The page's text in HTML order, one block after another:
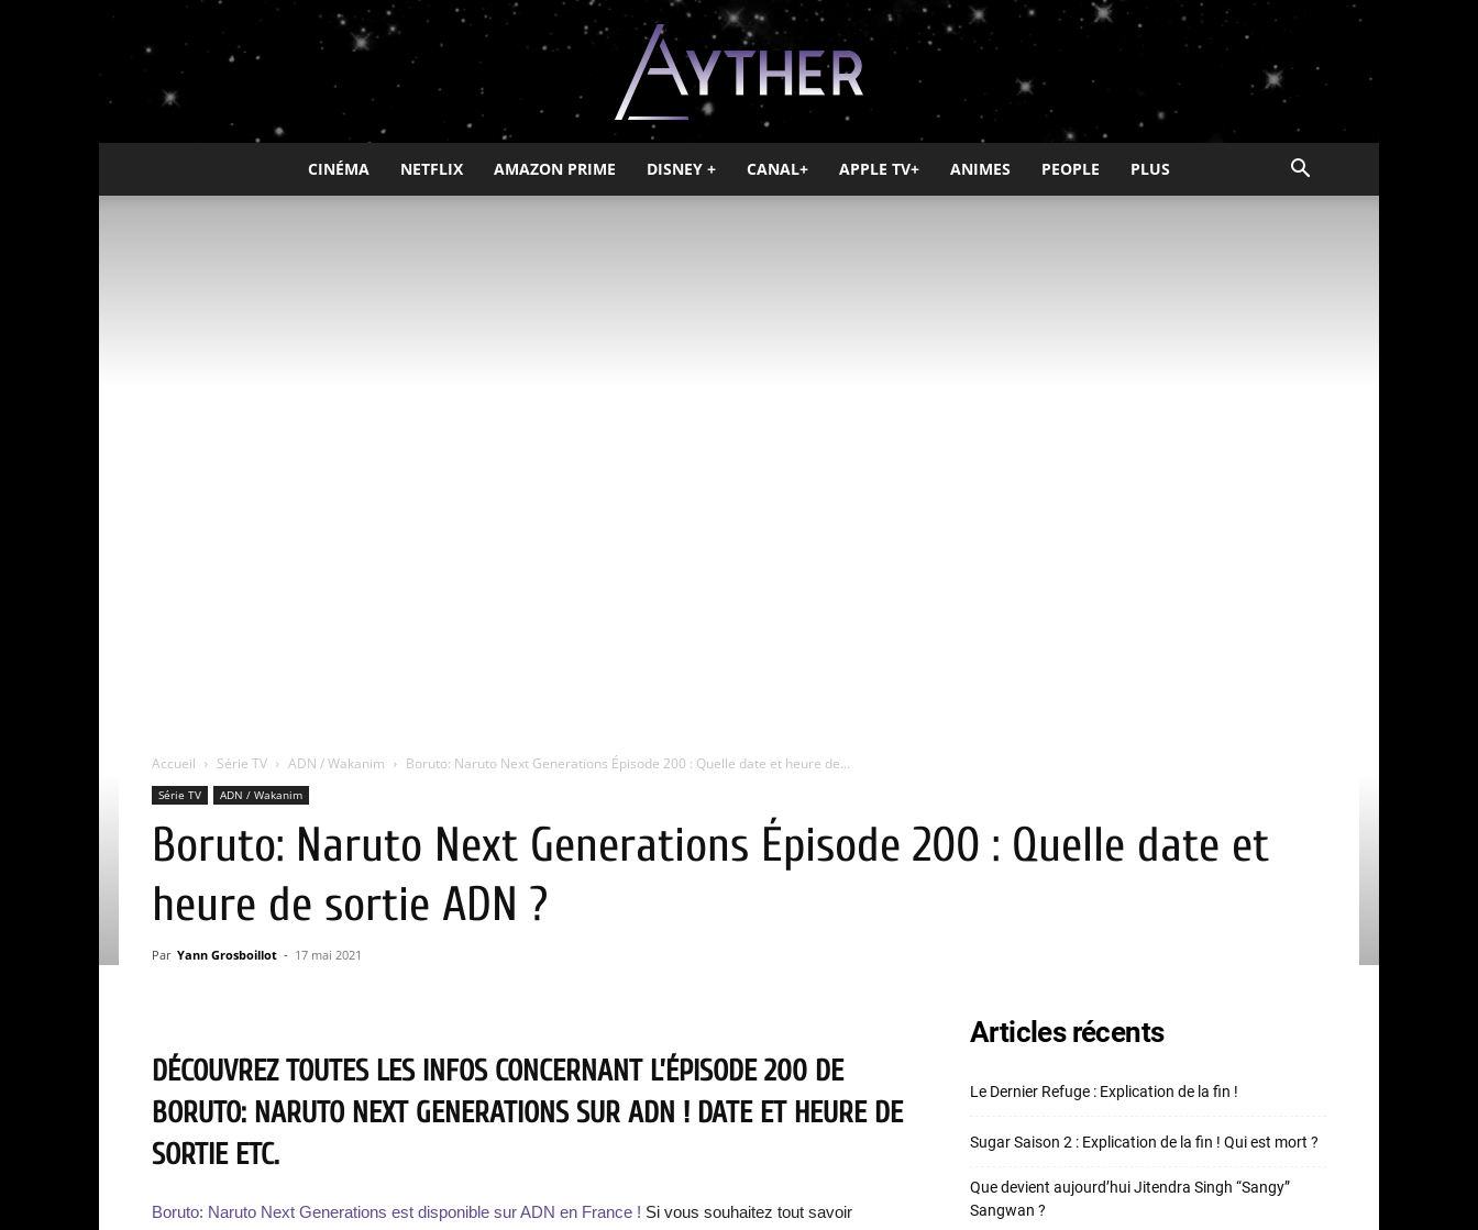
Ayther
CINÉMA NETFLIX AMAZON PRIME DISNEY + CANAL+ APPLE TV+ ANIMES PEOPLE PLUS
Accueil Série TV ADN / Wakanim Boruto: Naruto Next Generations Épisode 200 : Quelle date et heure de...
Série TV ADN / Wakanim
Boruto: Naruto Next Generations Épisode 200 : Quelle date et
heure de sortie ADN ?
Par Yann Grosboillot - 17 mai 2021
DÉCOUVREZ TOUTES LES INFOS CONCERNANT L’ÉPISODE 200 DE
BORUTO: NARUTO NEXT GENERATIONS SUR ADN ! DATE ET HEURE DE
SORTIE ETC.
Boruto: Naruto Next Generations est disponible sur ADN en France ! Si vous souhaitez tout savoir
Articles récents
Le Dernier Refuge : Explication de la fin !
Sugar Saison 2 : Explication de la fin ! Qui est mort ?
Que devient aujourd’hui Jitendra Singh “Sangy”
Sangwan ?